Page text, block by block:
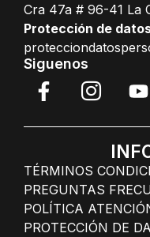
Cra 47a # 96-41 La
Protección de
Siguenos
TÉRMINOS
PREGUNTAS
POLÍTICA
PROTECCIÓN DE